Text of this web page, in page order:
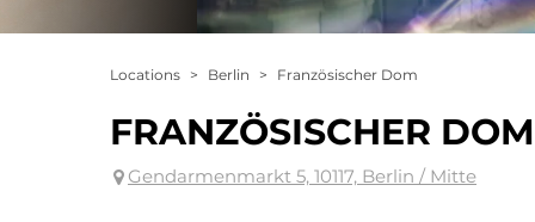
Locations > Berlin > Französischer Dom
FRANZÖSISCHER DOM
Gendarmenmarkt 5, 10117, Berlin / Mitte